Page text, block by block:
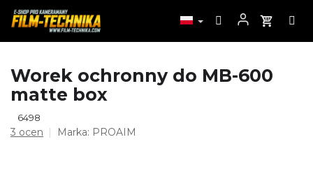
treści
Worek ochronny do MB-600
matte box
6498
Średnia
3 ocen Marka: PROAIM